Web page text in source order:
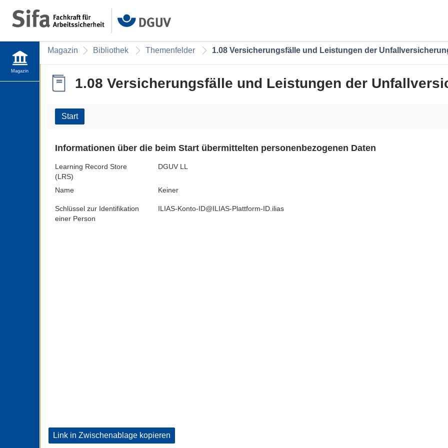
Magazin
1.08 Versicherungsfälle und Leistungen der
Themenfelder
Bibliothek
Magazin
1.08 Versicherungsfälle und Leistungen der
Start
Informationen über die beim Start übermittelten personenbezogenen Daten
Learning Record Store
(LRS)
DGUV LL
Name Keiner
Schlüssel zur Identifikation
einer Person
ILIAS-Konto-ID@ILIAS-Plattform-ID.ilias
Link in Zwischenablage kopieren